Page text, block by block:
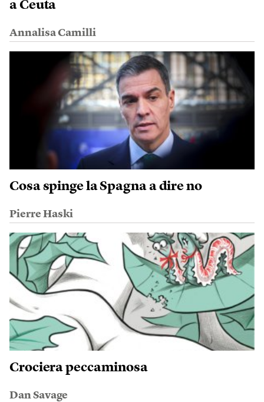
a Ceuta
Annalisa Camilli
Cosa spinge la Spagna a dire no
Pierre Haski
Crociera peccaminosa
Dan Savage